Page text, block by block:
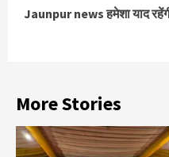
Jaunpur news हमेशा याद
More Stories